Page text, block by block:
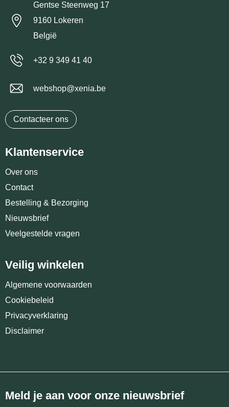
Gentse Steenweg 17
9160 Lokeren
België
+32 9 349 41 40
webshop@xenia.be
Contacteer ons
Klantenservice
Over ons
Contact
Bestelling & Bezorging
Nieuwsbrief
Veelgestelde vragen
Veilig winkelen
Algemene voorwaarden
Cookiebeleid
Privacyverklaring
Disclaimer
Meld je aan voor onze nieuwsbrief